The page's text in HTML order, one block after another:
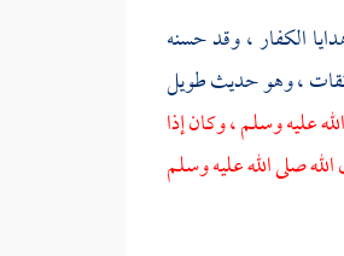
الكفار ، وقد حسنه
، وهو حديث طويل
عليه وسلم ، وكان إذا
صلى الله عليه وسلم